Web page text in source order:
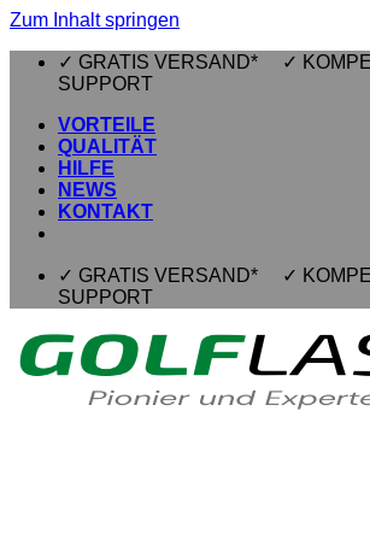
Zum Inhalt springen
✓ GRATIS VERSAND* ✓
SUPPORT
VORTEILE
QUALITÄT
HILFE
NEWS
KONTAKT
✓ GRATIS VERSAND* ✓
SUPPORT